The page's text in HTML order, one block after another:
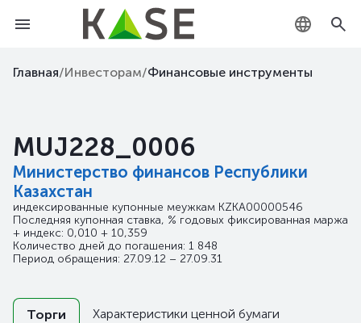
KZ
Главная/Инвесторам/Финансовые инструменты
MUJ228_0006
Министерство финансов Республики
Казахстан
индексированные купонные меужкам KZKA00000546
Последняя купонная ставка, % годовых фиксированная маржа
+ индекс: 0,010 + 10,359
Количество дней до погашения: 1 848
Период обращения: 27.09.12 – 27.09.31
Торги Характеристики ценной бумаги